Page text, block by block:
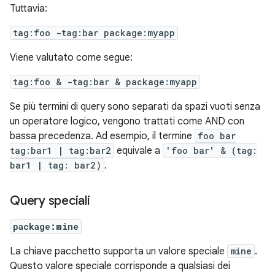
Tuttavia:
tag:foo -tag:bar package:myapp
Viene valutato come segue:
tag:foo & -tag:bar & package:myapp
Se più termini di query sono separati da spazi vuoti senza
un operatore logico, vengono trattati come AND con
bassa precedenza. Ad esempio, il termine foo bar
tag:bar1 | tag:bar2 equivale a
'foo bar' & (tag:
bar1 | tag: bar2) .
Query speciali
package:mine
La chiave pacchetto supporta un valore speciale mine .
Questo valore speciale corrisponde a qualsiasi dei